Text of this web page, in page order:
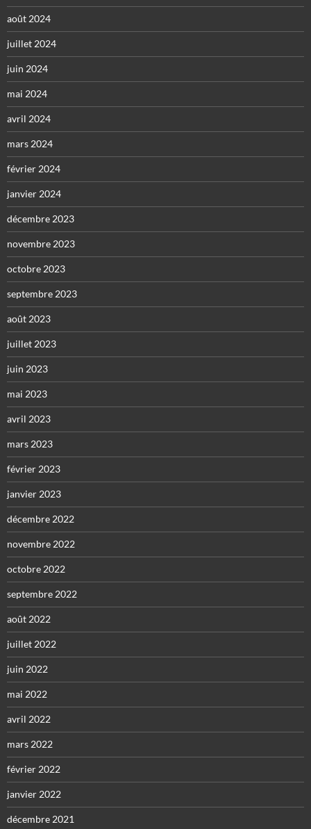
août 2024
juillet 2024
juin 2024
mai 2024
avril 2024
mars 2024
février 2024
janvier 2024
décembre 2023
novembre 2023
octobre 2023
septembre 2023
août 2023
juillet 2023
juin 2023
mai 2023
avril 2023
mars 2023
février 2023
janvier 2023
décembre 2022
novembre 2022
octobre 2022
septembre 2022
août 2022
juillet 2022
juin 2022
mai 2022
avril 2022
mars 2022
février 2022
janvier 2022
décembre 2021